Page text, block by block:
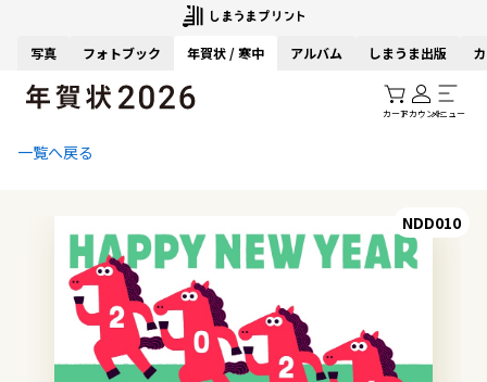
写真 フォトブック 年賀状 / 寒中 アルバム しまうま出版
カートアカウントメニュー
一覧へ戻る
NDD010